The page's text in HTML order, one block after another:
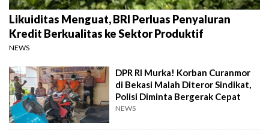
Likuiditas Menguat, BRI Perluas Penyaluran
Kredit Berkualitas ke Sektor Produktif
NEWS
DPR RI Murka! Korban Curanmor
di Bekasi Malah Diteror Sindikat,
Polisi Diminta Bergerak Cepat
NEWS